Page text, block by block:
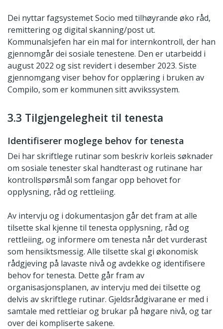
Dei nyttar fagsystemet Socio med tilhøyrande øko råd,
remittering og digital skanning/post ut.
Kommunalsjefen har ein mal for internkontroll, der han
gjennomgår dei sosiale tenestene. Den er utarbeidd i
august 2022 og sist revidert i desember 2023. Siste
gjennomgang viser behov for opplæring i bruken av
Compilo, som er kommunen sitt avvikssystem.
3.3 Tilgjengelegheit til tenesta
Identifiserer moglege behov for tenesta
Dei har skriftlege rutinar som beskriv korleis søknader
om sosiale tenester skal handterast og rutinane har
kontrollspørsmål som fangar opp behovet for
opplysning, råd og rettleiing.
Av intervju og i dokumentasjon går det fram at alle
tilsette skal kjenne til tenesta opplysning, råd og
rettleiing, og informere om tenesta når det vurderast
som hensiktsmessig. Alle tilsette skal gi økonomisk
rådgjeving på lavaste nivå og avdekke og identifisere
behov for tenesta. Dette går fram av
organisasjonsplanen, av intervju med dei tilsette og
delvis av skriftlege rutinar. Gjeldsrådgivarane er med i
samtale med rettleiar og brukar på høgare nivå, og tar
over dei kompliserte sakene.